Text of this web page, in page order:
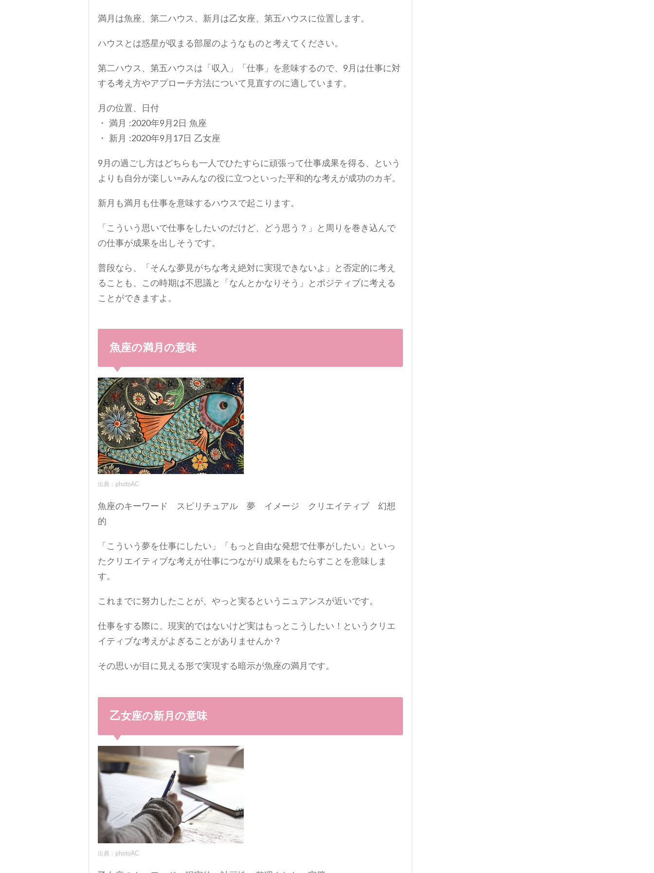
満月は魚座、第二ハウス、新月は乙女座、第五ハウスに位置します。
ハウスとは惑星が収まる部屋のようなものと考えてください。
第二ハウス、第五ハウスは「収入」「仕事」を意味するので、9月は仕事に対
する考え方やアプローチ方法について見直すのに適しています。
月の位置、日付
・ 満月 :2020年9月2日 魚座
・ 新月 :2020年9月17日 乙女座
9月の過ごし方はどちらも一人でひたすらに頑張って仕事成果を得る、という
よりも自分が楽しい=みんなの役に立つといった平和的な考えが成功のカギ。
新月も満月も仕事を意味するハウスで起こります。
「こういう思いで仕事をしたいのだけど、どう思う？」と周りを巻き込んで
の仕事が成果を出しそうです。
普段なら、「そんな夢見がちな考え絶対に実現できないよ」と否定的に考え
ることも、この時期は不思議と「なんとかなりそう」とポジティブに考える
ことができますよ。
魚座の満月の意味
出典：photoAC
魚座のキーワード スピリチュアル 夢 イメージ クリエイティブ 幻想
的
「こういう夢を仕事にしたい」「もっと自由な発想で仕事がしたい」といっ
たクリエイティブな考えが仕事につながり成果をもたらすことを意味しま
す。
これまでに努力したことが、やっと実るというニュアンスが近いです。
仕事をする際に、現実的ではないけど実はもっとこうしたい！というクリエ
イティブな考えがよぎることがありませんか？
その思いが目に見える形で実現する暗示が魚座の満月です。
乙女座の新月の意味
出典：photoAC